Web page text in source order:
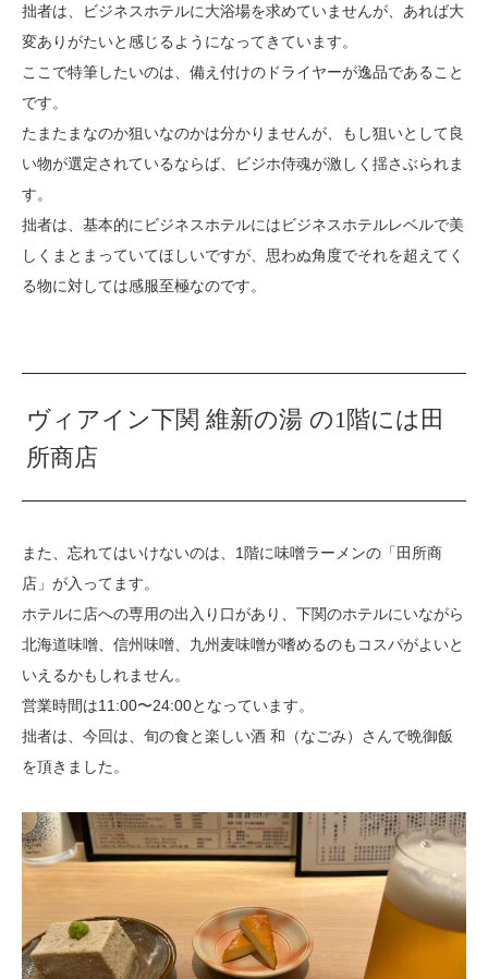
拙者は、ビジネスホテルに大浴場を求めていませんが、あれば大
変ありがたいと感じるようになってきています。
ここで特筆したいのは、備え付けのドライヤーが逸品であること
です。
たまたまなのか狙いなのかは分かりませんが、もし狙いとして良
い物が選定されているならば、ビジホ侍魂が激しく揺さぶられま
す。
拙者は、基本的にビジネスホテルにはビジネスホテルレベルで美
しくまとまっていてほしいですが、思わぬ角度でそれを超えてく
る物に対しては感服至極なのです。
ヴィアイン下関 維新の湯 の1階には田
所商店
また、忘れてはいけないのは、1階に味噌ラーメンの「田所商
店」が入ってます。
ホテルに店への専用の出入り口があり、下関のホテルにいながら
北海道味噌、信州味噌、九州麦味噌が嗜めるのもコスパがよいと
いえるかもしれません。
営業時間は11:00〜24:00となっています。
拙者は、今回は、旬の食と楽しい酒 和（なごみ）さんで晩御飯
を頂きました。